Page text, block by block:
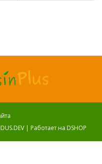
| Работает на DSHOP